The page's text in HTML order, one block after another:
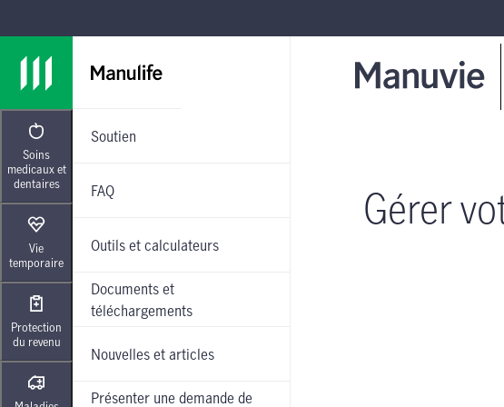
Soins
medicaux et
dentaires
Vie
temporaire
Protection
du revenu
Soutien
FAQ
Outils et calculateurs
Documents et
téléchargements
Nouvelles et articles
Présenter une demande de
Gérer